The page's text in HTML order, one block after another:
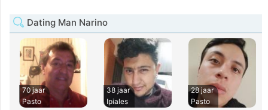
Dating Man Narino
70 jaar
Pasto
38 jaar
Ipiales
28 jaar
Pasto